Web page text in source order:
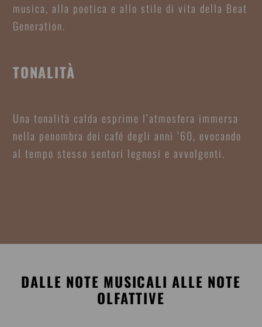
musica, alla poetica e allo stile di vita della Beat
Generation.
TONALITÀ
Una tonalità calda esprime l’atmosfera immersa
nella penombra dei café degli anni ’60, evocando
al tempo stesso sentori legnosi e avvolgenti.
DALLE NOTE MUSICALI ALLE NOTE
OLFATTIVE